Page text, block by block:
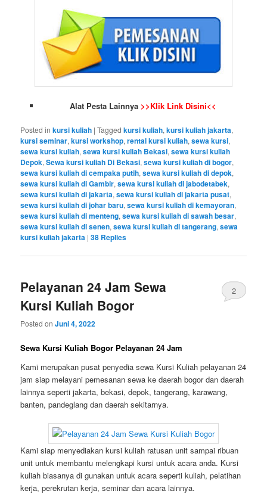
Alat Pesta Lainnya >>Klik Link Disini<<
Posted in kursi kuliah |Tagged kursi kuliah,kursi kuliah jakarta,
kursi seminar,kursi workshop,rental kursi kuliah,sewa kursi,
sewa kursi kuliah,sewa kursi kuliah Bekasi,sewa kursi kuliah
Depok,Sewa kursi kuliah Di Bekasi,sewa kursi kuliah di bogor,
sewa kursi kuliah di cempaka putih,sewa kursi kuliah di depok,
sewa kursi kuliah di Gambir,sewa kursi kuliah di jabodetabek,
sewa kursi kuliah di jakarta,sewa kursi kuliah di jakarta pusat,
sewa kursi kuliah di johar baru,sewa kursi kuliah di kemayoran,
sewa kursi kuliah di menteng,sewa kursi kuliah di sawah besar,
sewa kursi kuliah di senen,sewa kursi kuliah di tangerang,sewa
kursi kuliah jakarta |38 Replies
Pelayanan 24 Jam Sewa
Kursi Kuliah Bogor
Posted onJuni 4, 2022
2
Sewa Kursi Kuliah Bogor Pelayanan 24 Jam
Kami merupakan pusat penyedia sewa Kursi Kuliah pelayanan 24
jam siap melayani pemesanan sewa ke daerah bogor dan daerah
lainnya seperti jakarta, bekasi, depok, tangerang, karawang,
banten, pandeglang dan daerah sekitarnya.
Kami siap menyediakan kursi kuliah ratusan unit sampai ribuan
unit untuk membantu melengkapi kursi untuk acara anda. Kursi
kuliah biasanya di gunakan untuk acara seperti kuliah, pelatihan
kerja, perekrutan kerja, seminar dan acara lainnya.